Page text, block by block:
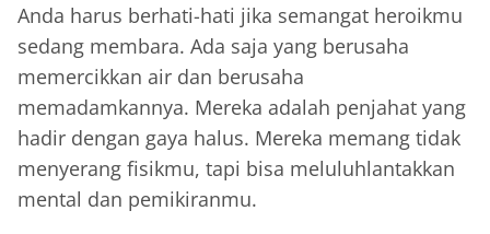
Anda harus berhati-hati jika semangat heroikmu
sedang membara. Ada saja yang berusaha
memercikkan air dan berusaha
memadamkannya. Mereka adalah penjahat yang
hadir dengan gaya halus. Mereka memang tidak
menyerang fisikmu, tapi bisa meluluhlantakkan
mental dan pemikiranmu.